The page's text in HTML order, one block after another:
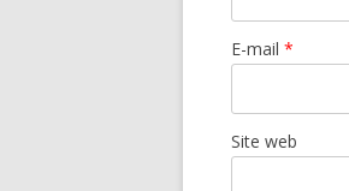
E-mail *
Site web